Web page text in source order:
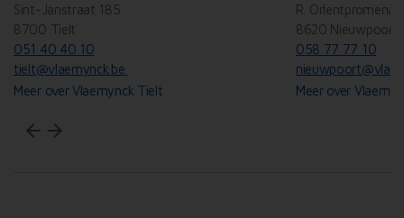
Sint-Janstraat 185
8700 Tielt
051 40 40 10
tielt@vlaemynck.be
Meer over Vlaemynck Tielt
R.
8620 Nieuwpoort
058 77 77 10
Meer over
arrow_back arrow_forward